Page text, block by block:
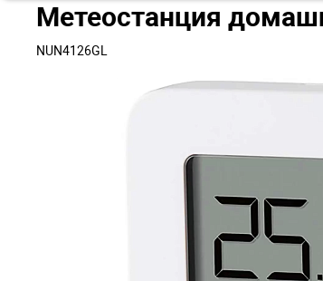
Метеостанция
NUN4126GL